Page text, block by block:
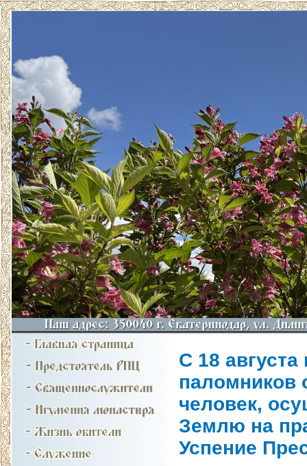
C 18
паломников
человек,
Землю на
Успение